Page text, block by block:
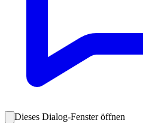
Dieses Dialog-Fenster öffnen